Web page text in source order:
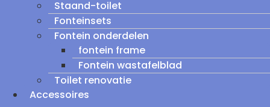
Staand-toilet
Fonteinsets
Fontein onderdelen
fontein frame
Fontein wastafelblad
Toilet renovatie
Accessoires